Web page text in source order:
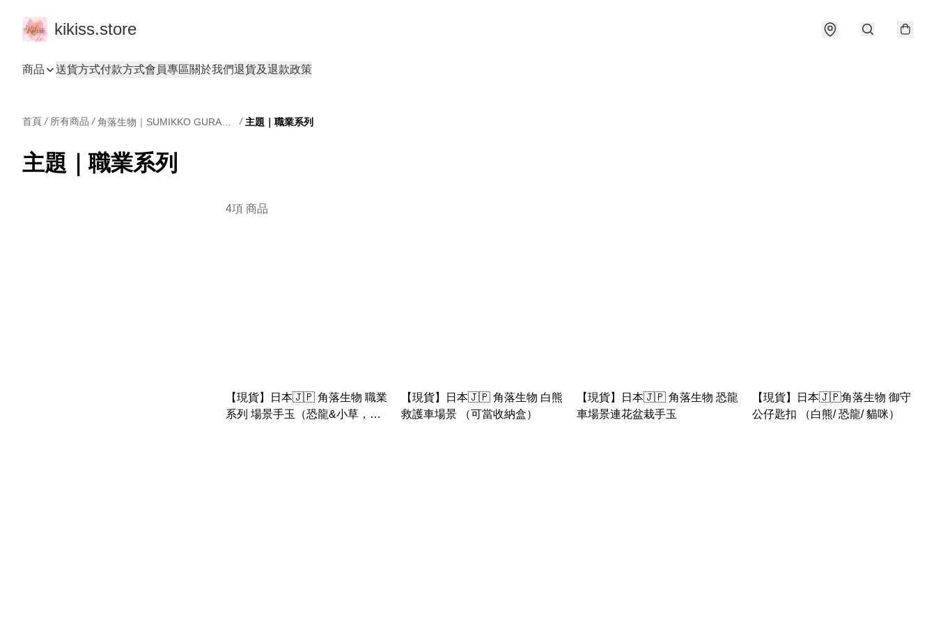
kikiss.store
商品 送貨方式付款方式會員專區關於我們退貨及退款政策
首頁 / 所有商品 / / 主題｜職業系列
主題｜職業系列
4項 商品
【現貨】日本🇯🇵 角落生物 職業
系列 場景手玉（恐龍&小草，白
【現貨】日本🇯🇵 角落生物 白熊
救護車場景 （可當收納盒）
【現貨】日本🇯🇵 角落生物 恐龍
車場景連花盆栽手玉
【現貨】日本🇯🇵角落生物 御守
公仔匙扣 （白熊/ 恐龍/ 貓咪）